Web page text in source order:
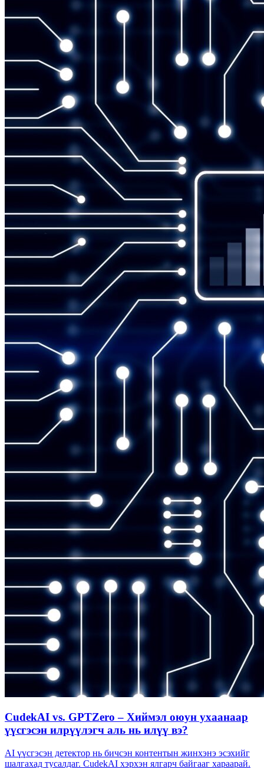
CudekAI vs. GPTZero – Хиймэл оюун ухаанаар
үүсгэсэн илрүүлэгч аль нь илүү вэ?
AI үүсгэсэн детектор нь бичсэн контентын жинхэнэ эсэхийг
шалгахад тусалдаг. CudekAI хэрхэн ялгарч байгааг хараарай.